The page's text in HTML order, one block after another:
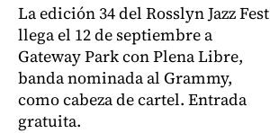
La edición 34 del Rosslyn Jazz Fest
llega el 12 de septiembre a
Gateway Park con Plena Libre,
banda nominada al Grammy,
como cabeza de cartel. Entrada
gratuita.